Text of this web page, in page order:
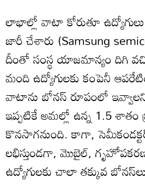
లాభాల్లో వాటా కోరుతూ
జారీ చేశారు (Samsung
దీంతో సంస్థ యాజమాన్యం దిగి
మంది ఉద్యోగులకు కంపెనీ
వాటాను బోనస్ రూపంలో
ఇప్పటికే అమల్లో ఉన్న 1.5
కొనసాగనుంది. కాగా,
లభిస్తుండగా, మొబైల్,
ఉద్యోగులకు చాలా తక్కువ